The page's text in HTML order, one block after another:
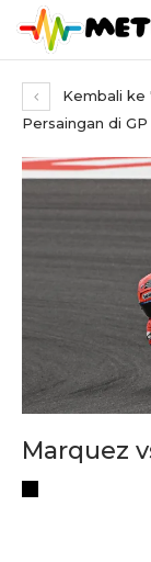
Kembali ke
Persaingan di
Marquez